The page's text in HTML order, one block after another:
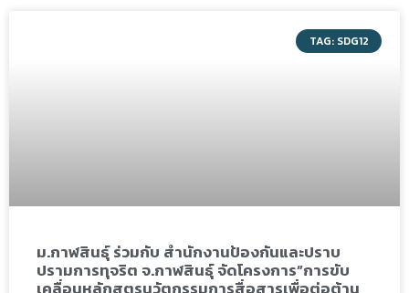
TAG: SDG12
ม.กาฬสินธุ์ ร่วมกับ สำนักงานป้องกันและปราบ
ปรามการทุจริต จ.กาฬสินธุ์ จัดโครงการ”การขับ